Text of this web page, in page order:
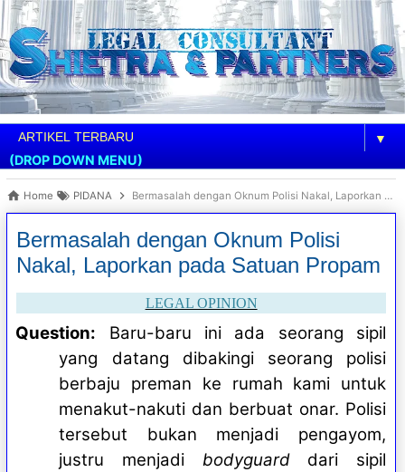
▼
(DROP DOWN MENU)
Home PIDANA Bermasalah dengan Oknum Polisi Nakal, Laporkan pada Satuan Propam
Bermasalah dengan Oknum Polisi
Nakal, Laporkan pada Satuan Propam
LEGAL OPINION
Question:
Baru-baru ini ada seorang sipil
yang datang dibakingi seorang polisi
berbaju preman ke rumah kami untuk
menakut-nakuti dan berbuat onar. Polisi
tersebut bukan menjadi pengayom,
justru menjadi bodyguarddari sipil